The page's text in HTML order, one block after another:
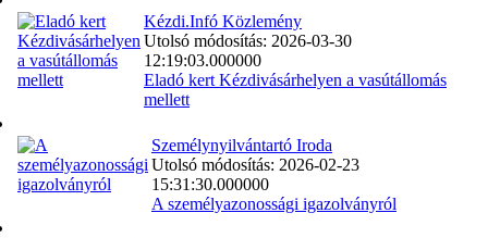
Kézdi.Infó Közlemény
Utolsó módosítás: 2026-03-30
12:19:03.000000
Eladó kert Kézdivásárhelyen a vasútállomás
mellett
Személynyilvántartó Iroda
Utolsó módosítás: 2026-02-23
15:31:30.000000
A személyazonossági igazolványról